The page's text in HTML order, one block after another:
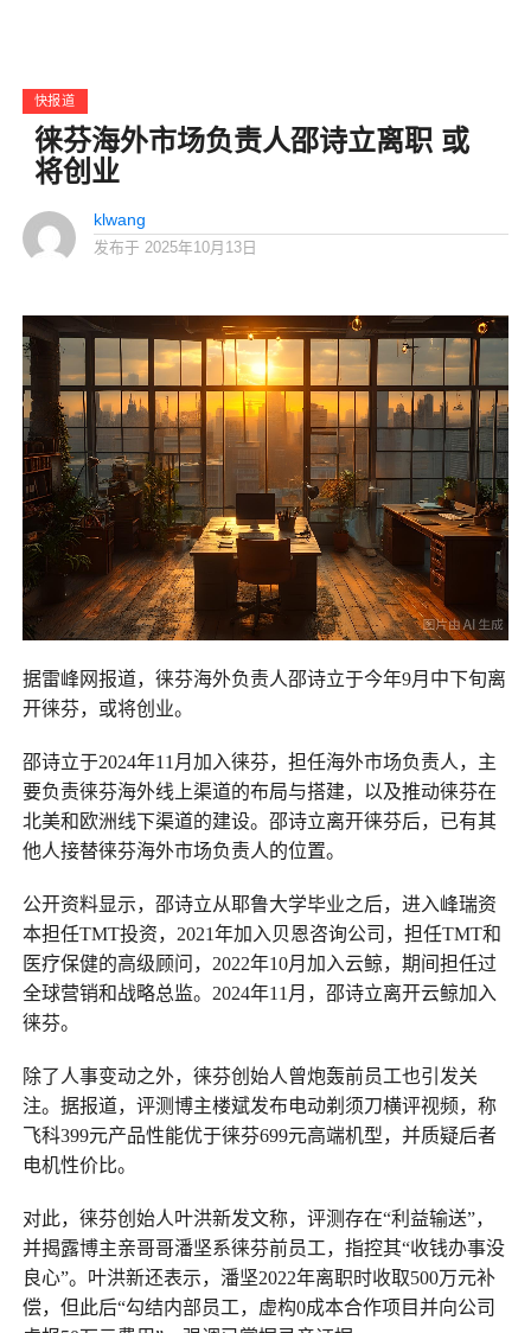
快报道
徕芬海外市场负责人邵诗立离职 或
将创业
klwang
发布于 2025年10月13日
据雷峰网报道，徕芬海外负责人邵诗立于今年9月中下旬离
开徕芬，或将创业。
邵诗立于2024年11月加入徕芬，担任海外市场负责人，主
要负责徕芬海外线上渠道的布局与搭建，以及推动徕芬在
北美和欧洲线下渠道的建设。邵诗立离开徕芬后，已有其
他人接替徕芬海外市场负责人的位置。
公开资料显示，邵诗立从耶鲁大学毕业之后，进入峰瑞资
本担任TMT投资，2021年加入贝恩咨询公司，担任TMT和
医疗保健的高级顾问，2022年10月加入云鲸，期间担任过
全球营销和战略总监。2024年11月，邵诗立离开云鲸加入
徕芬。
除了人事变动之外，徕芬创始人曾炮轰前员工也引发关
注。据报道，评测博主楼斌发布电动剃须刀横评视频，称
飞科399元产品性能优于徕芬699元高端机型，并质疑后者
电机性价比。
对此，徕芬创始人叶洪新发文称，评测存在“利益输送”，
并揭露博主亲哥哥潘坚系徕芬前员工，指控其“收钱办事没
良心”。叶洪新还表示，潘坚2022年离职时收取500万元补
偿，但此后“勾结内部员工，虚构0成本合作项目并向公司